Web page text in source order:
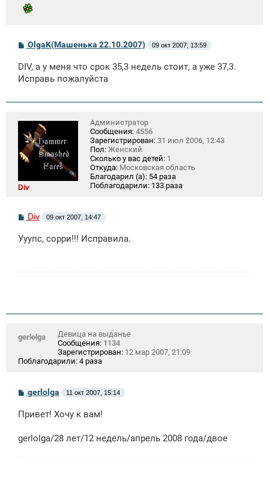
С
б
щ
и
OlgaK(Машенька 22.10.2007) 09 окт 2007, 13:59
DIV, а у меня что срок 35,3 недель стоит, а уже 37,3.
Исправь пожалуйста
Div
Администратор
Сообщения: 4556
Зарегистрирован: 31 июл 2006, 12:43
Пол: Женский
Сколько у вас детей: 1
Откуда: Московская область
Благодарил (а): 54 раза
Поблагодарили: 133 раза
С
б
Div 09 окт 2007, 14:47
Ууупс, сорри!!! Исправила.
gerlolga
Девица на выданье
Сообщения: 1134
Зарегистрирован: 12 мар 2007, 21:09
Поблагодарили: 4 раза
С
о
б
н
gerlolga 11 окт 2007, 15:14
Привет! Хочу к вам!
gerlolga/28 лет/12 недель/апрель 2008 года/двое